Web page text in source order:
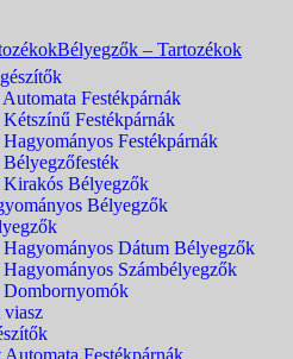
Bélyegzők – Tartozékok
Festékpárnák
Festékpárnák
Festékpárnák
Bélyegzők
Bélyegzők
Dátum Bélyegzők
Számbélyegzők
viasz
Automata Festékpárnák